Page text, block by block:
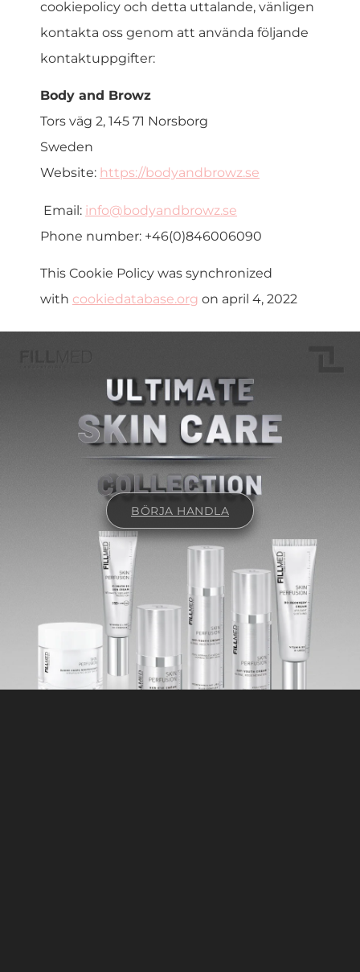
cookiepolicy och detta uttalande, vänligen
kontakta oss genom att använda följande
kontaktuppgifter:
Body and Browz
Tors väg 2, 145 71 Norsborg
Sweden
Website: https://bodyandbrowz.se
Email: info@bodyandbrowz.se
Phone number: +46(0)846006090
This Cookie Policy was synchronized
with cookiedatabase.org on april 4, 2022
BÖRJA HANDLA